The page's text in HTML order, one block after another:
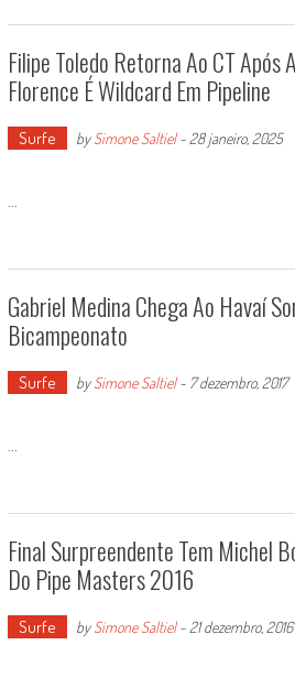
Filipe Toledo Retorna Ao CT Após
Florence É Wildcard Em Pipeline
Surfe bySimone Saltiel- 28 janeiro, 2025
...
Gabriel Medina Chega Ao Havaí
Bicampeonato
Surfe bySimone Saltiel- 7 dezembro, 2017
...
Final Surpreendente Tem Michel
Do Pipe Masters 2016
Surfe bySimone Saltiel- 21 dezembro, 2016